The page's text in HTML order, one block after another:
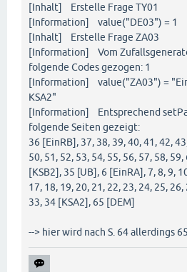
[Inhalt] Erstelle Frage TY01
[Information] value("DE03") = 1
[Inhalt] Erstelle Frage ZA03
[Information] Vom
folgende Codes gezogen: 1
[Information] value("ZA03") =
KSA2"
[Information] Entsprechend
folgende Seiten gezeigt:
36 [EinRB], 37, 38, 39, 40, 41, 42,
50, 51, 52, 53, 54, 55, 56, 57, 58,
[KSB2], 35 [UB], 6 [EinRA], 7, 8, 9,
17, 18, 19, 20, 21, 22, 23, 24, 25,
33, 34 [KSA2], 65 [DEM]
--> hier wird nach S. 64 allerdings